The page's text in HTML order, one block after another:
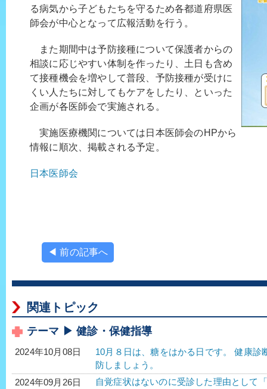
る病気から子どもたちを守るため各都道府県医
師会が中心となって広報活動を行う。
また期間中は予防接種について保護者からの
相談に応じやすい体制を作ったり、土日も含め
て接種機会を増やして普段、予防接種が受けに
くい人たちに対してもケアをしたり、といった
企画が各医師会で実施される。
実施医療機関については日本医師会のHPから
情報に順次、掲載される予定。
日本医師会
◀ 前の記事へ
関連トピック
テーマ ▶ 健診・保健指導
2024年10月08日
10月８日は、糖をはかる日です。 健康
防しましょう。
2024年09月26日
自覚症状はないのに受診した理由として